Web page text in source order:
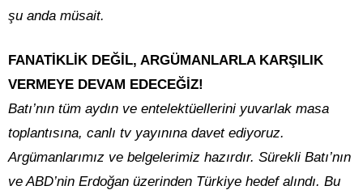
şu anda müsait.
FANATİKLİK DEĞİL, ARGÜMANLARLA KARŞILIK
VERMEYE DEVAM EDECEĞİZ!
Batı’nın tüm aydın ve entelektüellerini yuvarlak masa
toplantısına, canlı tv yayınına davet ediyoruz.
Argümanlarımız ve belgelerimiz hazırdır. Sürekli Batı’nın
ve ABD’nin Erdoğan üzerinden Türkiye hedef alındı. Bu